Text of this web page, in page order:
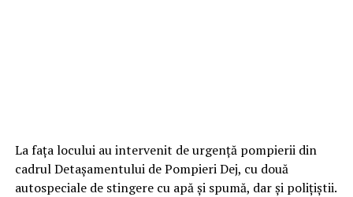
La fața locului au intervenit de urgență pompierii din
cadrul Detașamentului de Pompieri Dej, cu două
autospeciale de stingere cu apă și spumă, dar și polițiștii.